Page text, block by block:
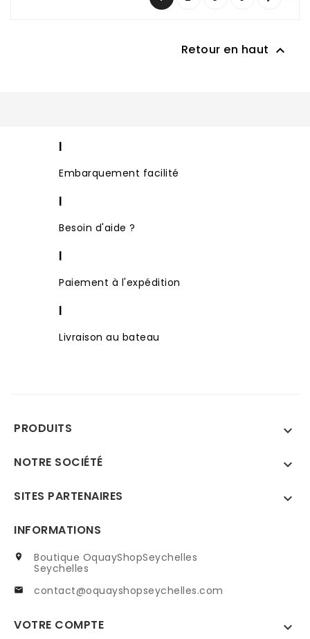
Retour en haut 
|
Embarquement facilité
|
Besoin d'aide ?
|
Paiement à l'expédition
|
Livraison au bateau
PRODUITS 
NOTRE SOCIÉTÉ 
SITES PARTENAIRES 
INFORMATIONS

Boutique OquayShopSeychelles
Seychelles
 contact@oquayshopseychelles.com
VOTRE COMPTE 